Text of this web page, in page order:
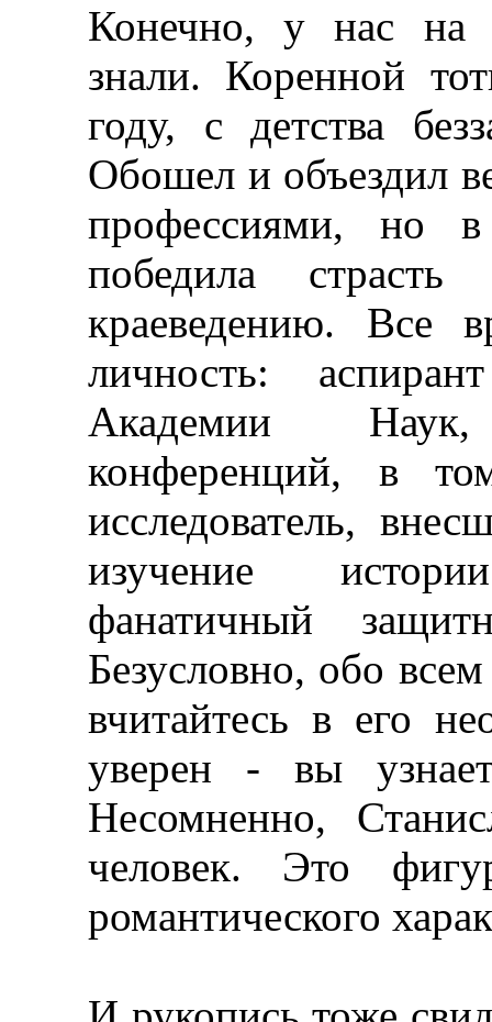
Конечно, у нас на
знали. Коренной
году, с детства
Обошел и объездил
профессиями, но
победила
краеведению. Все
личность:
Академии
конференций, в
исследователь,
изучение
фанатичный
Безусловно, обо
вчитайтесь в его
уверен - вы
Несомненно,
человек. Это
романтического